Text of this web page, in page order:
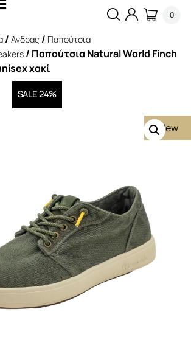
0
/ Άνδρας / Παπούτσια
/ Παπούτσια Natural World Finch
χακί
New
SALE 24%